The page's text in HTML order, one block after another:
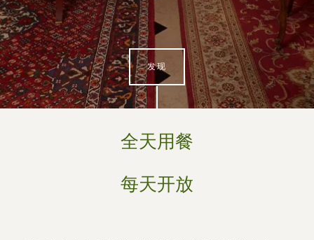
发现
全天用餐
每天开放